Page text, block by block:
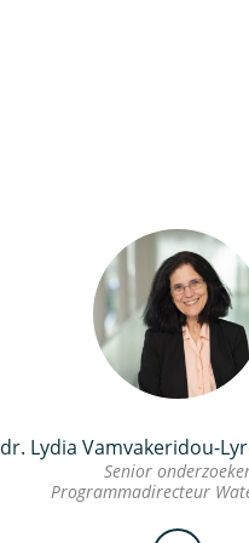
dr. Lydia Vamvakeridou-
Senior
Programmadirecteur